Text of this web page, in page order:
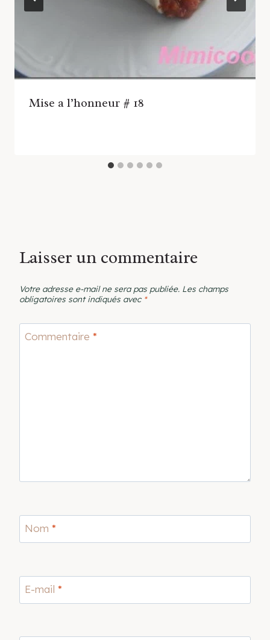
Mise a l’honneur # 18
Laisser un commentaire
Votre adresse e-mail ne sera pas publiée. Les champs
obligatoires sont indiqués avec *
Commentaire *
Nom *
E-mail *